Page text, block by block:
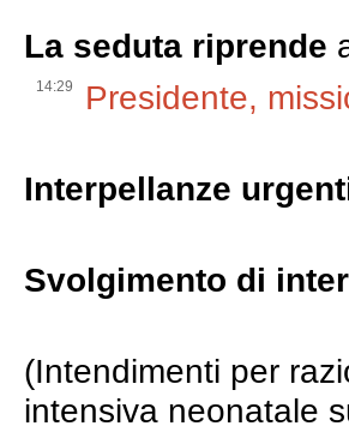
La seduta riprende
14:29 Presidente,
Interpellanze
Svolgimento di
(Intendimenti per
intensiva neonatale